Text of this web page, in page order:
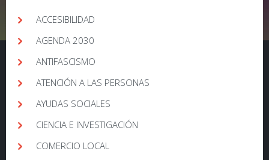
ACCESIBILIDAD
AGENDA 2030
ANTIFASCISMO
ATENCIÓN A LAS PERSONAS
AYUDAS SOCIALES
CIENCIA E INVESTIGACIÓN
COMERCIO LOCAL